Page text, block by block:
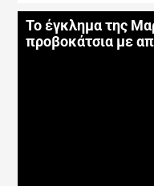
Το έγκλημα της
προβοκάτσια με